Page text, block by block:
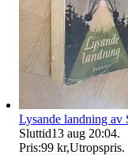
Lysande landning av
Sluttid13 aug 20:04.
Pris:99 kr,Utropspris.